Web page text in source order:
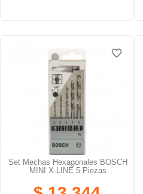
Set Mechas Hexagonales BOSCH
MINI X-LINE 5 Piezas
favorite_border
favorite_border